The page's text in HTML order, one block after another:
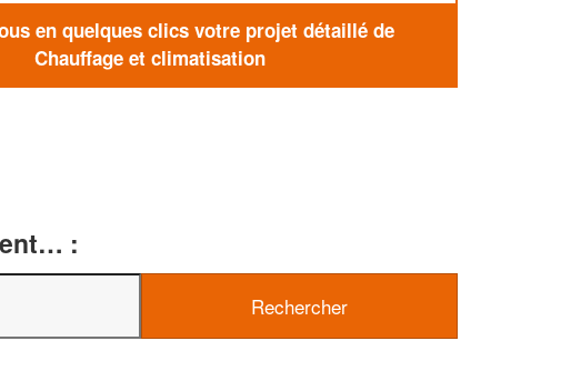
en quelques clics votre projet détaillé de
Chauffage et climatisation
: